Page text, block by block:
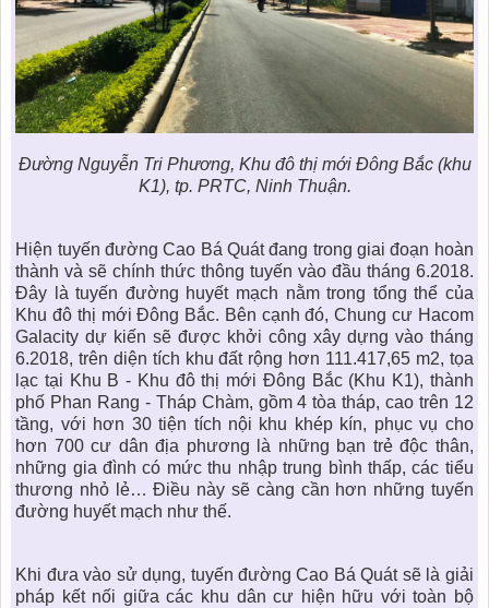
Đường Nguyễn Tri Phương, Khu đô thị mới Đông Bắc (khu
K1), tp. PRTC, Ninh Thuận.
Hiện tuyến đường Cao Bá Quát đang trong giai đoạn hoàn
thành và sẽ chính thức thông tuyến vào đầu tháng 6.2018.
Đây là tuyến đường huyết mạch nằm trong tổng thể của
Khu đô thị mới Đông Bắc. Bên cạnh đó, Chung cư Hacom
Galacity dự kiến sẽ được khởi công xây dựng vào tháng
6.2018, trên diện tích khu đất rộng hơn 111.417,65 m2, tọa
lạc tại Khu B - Khu đô thị mới Đông Bắc (Khu K1), thành
phố Phan Rang - Tháp Chàm, gồm 4 tòa tháp, cao trên 12
tầng, với hơn 30 tiện tích nội khu khép kín, phục vụ cho
hơn 700 cư dân địa phương là những bạn trẻ độc thân,
những gia đình có mức thu nhập trung bình thấp, các tiểu
thương nhỏ lẻ… Điều này sẽ càng cần hơn những tuyến
đường huyết mạch như thế.
Khi đưa vào sử dụng, tuyến đường Cao Bá Quát sẽ là giải
pháp kết nối giữa các khu dân cư hiện hữu với toàn bộ